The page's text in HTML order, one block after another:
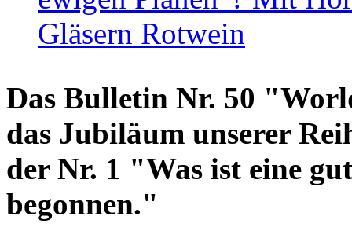
Gläsern Rotwein
Das Bulletin Nr. 50
das Jubiläum unserer
der Nr. 1 "Was ist eine
begonnen."